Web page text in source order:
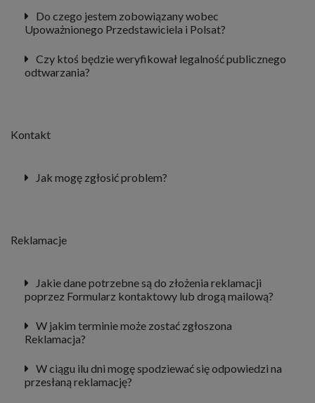
Do czego jestem zobowiązany wobec
Upoważnionego Przedstawiciela i Polsat?
Czy ktoś będzie weryfikował legalność publicznego
odtwarzania?
Kontakt
Jak mogę zgłosić problem?
Reklamacje
Jakie dane potrzebne są do złożenia reklamacji
poprzez Formularz kontaktowy lub drogą mailową?
W jakim terminie może zostać zgłoszona
Reklamacja?
W ciągu ilu dni mogę spodziewać się odpowiedzi na
przesłaną reklamację?